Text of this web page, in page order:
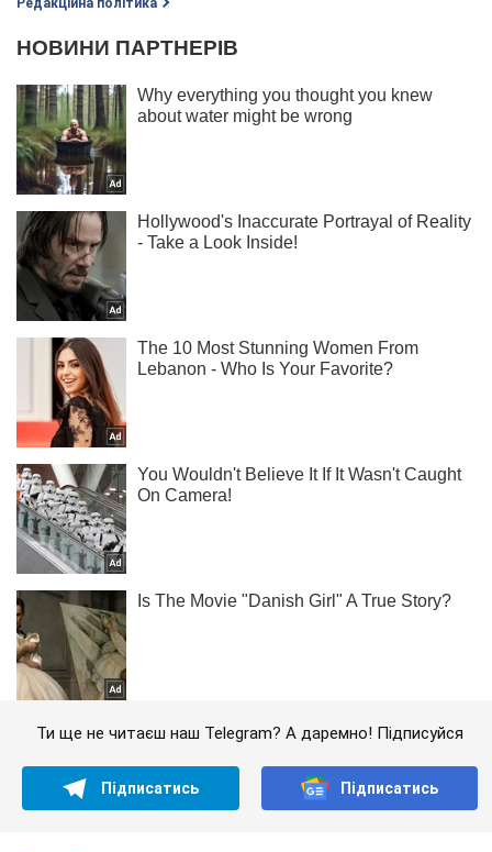
Ти ще не читаєш наш Telegram? А даремно! Підписуйся
Підписатись Підписатись